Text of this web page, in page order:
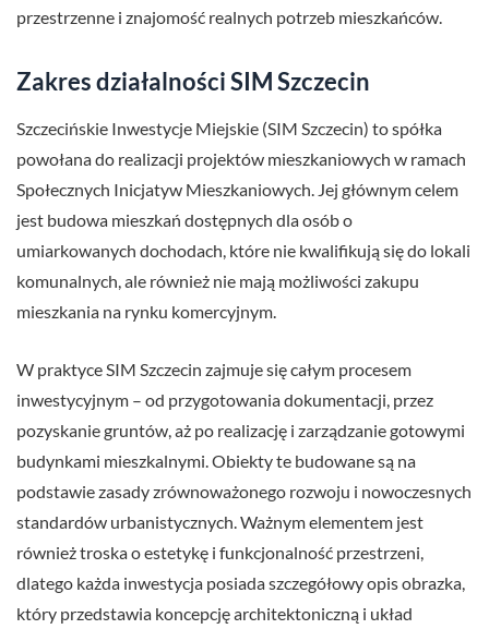
przestrzenne i znajomość realnych potrzeb mieszkańców.
Zakres działalności SIM Szczecin
Szczecińskie Inwestycje Miejskie (SIM Szczecin) to spółka
powołana do realizacji projektów mieszkaniowych w ramach
Społecznych Inicjatyw Mieszkaniowych. Jej głównym celem
jest budowa mieszkań dostępnych dla osób o
umiarkowanych dochodach, które nie kwalifikują się do lokali
komunalnych, ale również nie mają możliwości zakupu
mieszkania na rynku komercyjnym.
W praktyce SIM Szczecin zajmuje się całym procesem
inwestycyjnym – od przygotowania dokumentacji, przez
pozyskanie gruntów, aż po realizację i zarządzanie gotowymi
budynkami mieszkalnymi. Obiekty te budowane są na
podstawie zasady zrównoważonego rozwoju i nowoczesnych
standardów urbanistycznych. Ważnym elementem jest
również troska o estetykę i funkcjonalność przestrzeni,
dlatego każda inwestycja posiada szczegółowy opis obrazka,
który przedstawia koncepcję architektoniczną i układ